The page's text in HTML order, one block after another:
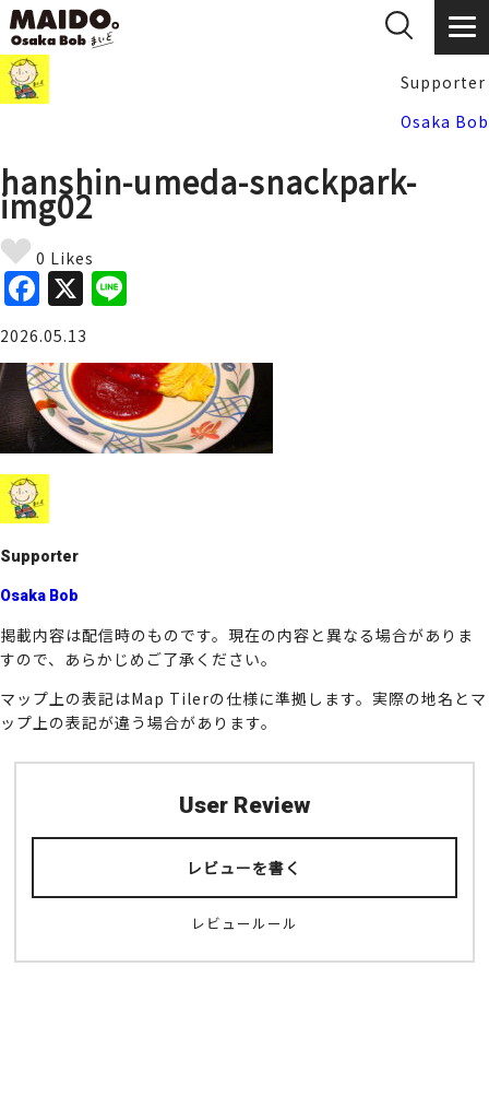
Supporter
Osaka Bob
hanshin-umeda-snackpark-
img02
0 Likes
F
a
c
e
b
o
o
k
X
e
2026.05.13
Supporter
Osaka Bob
掲載内容は配信時のものです。現在の内容と異なる場合がありま
すので、あらかじめご了承ください。
マップ上の表記はMap Tilerの仕様に準拠します。実際の地名とマ
ップ上の表記が違う場合があります。
User Review
レビューを書く
レビュールール